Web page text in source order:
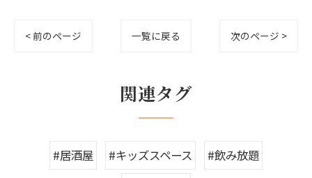
< 前のページ 一覧に戻る 次のページ >
関連タグ
#居酒屋 #キッズスペース
#飲み放題